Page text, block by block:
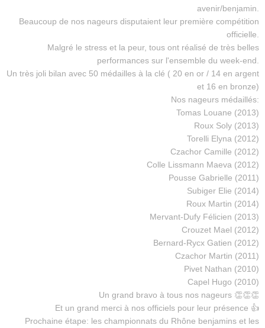
avenir/benjamin.
Beaucoup de nos nageurs disputaient leur première compétition
officielle.
Malgré le stress et la peur, tous ont réalisé de très belles
performances sur l'ensemble du week-end.
Un très joli bilan avec 50 médailles à la clé ( 20 en or / 14 en argent
et 16 en bronze)
Nos nageurs médaillés:
Tomas Louane (2013)
Roux Soly (2013)
Torelli Elyna (2012)
Czachor Camille (2012)
Colle Lissmann Maeva (2012)
Pousse Gabrielle (2011)
Subiger Elie (2014)
Roux Martin (2014)
Mervant-Dufy Félicien (2013)
Crouzet Mael (2012)
Bernard-Rycx Gatien (2012)
Czachor Martin (2011)
Pivet Nathan (2010)
Capel Hugo (2010)
Un grand bravo à tous nos nageurs 👏👏👏
Et un grand merci à nos officiels pour leur présence 👍
Prochaine étape: les championnats du Rhône benjamins et les